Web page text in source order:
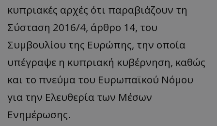
κυπριακές αρχές ότι παραβιάζουν τη
Σύσταση 2016/4, άρθρο 14, του
Συμβουλίου της Ευρώπης, την οποία
υπέγραψε η κυπριακή κυβέρνηση, καθώς
και το πνεύμα του Ευρωπαϊκού Νόμου
για την Ελευθερία των Μέσων
Ενημέρωσης.